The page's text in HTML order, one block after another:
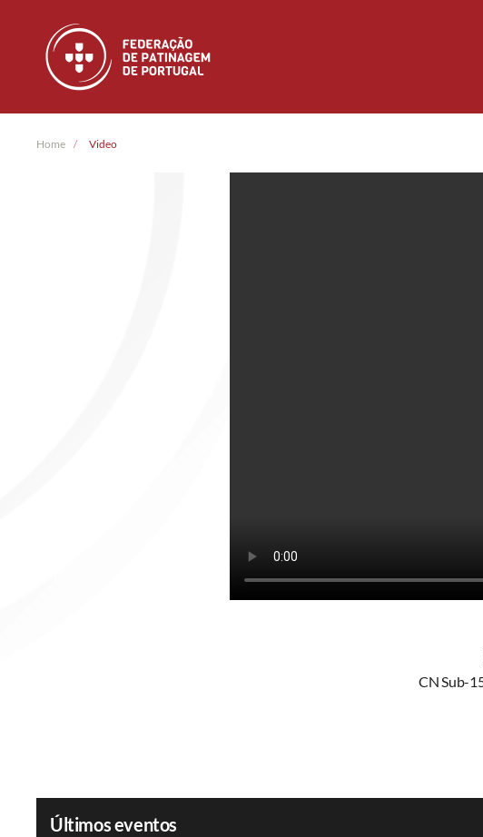
Skip to main content
Home Video
CN Sub-
Últimos eventos